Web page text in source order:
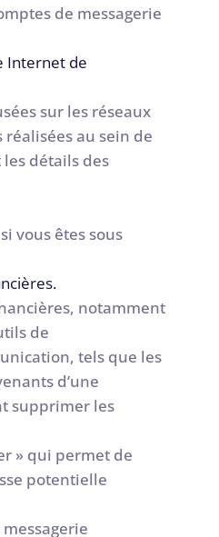
de messagerie
Internet de
sur les réseaux
au sein de
détails des
vous êtes sous
notamment
de
tels que les
d’une
supprimer les
» qui permet de
potentielle